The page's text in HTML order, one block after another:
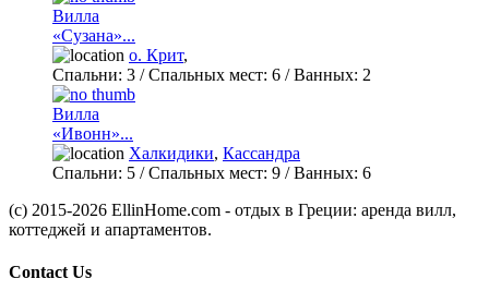
Вилла
«Сузана»...
о. Крит,
Спальни: 3 / Спальных мест: 6 /Ванных: 2
Вилла
«Ивонн»...
Халкидики, Кассандра
Спальни: 5 / Спальных мест: 9 /Ванных: 6
(c) 2015-2026 EllinHome.com - отдых в Греции: аренда вилл,
коттеджей и апартаментов.
Contact Us